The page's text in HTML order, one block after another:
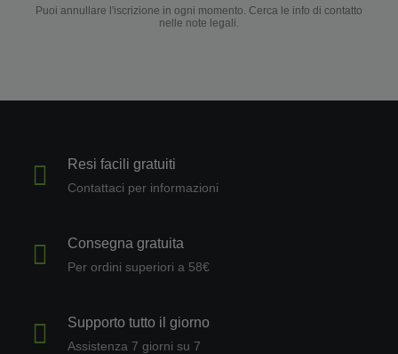
Puoi annullare l'iscrizione in ogni momento. Cerca le info di contatto
nelle note legali.
Resi facili gratuiti
Contattaci per informazioni
Consegna gratuita
Per ordini superiori a 58€
Supporto tutto il giorno
Assistenza 7 giorni su 7